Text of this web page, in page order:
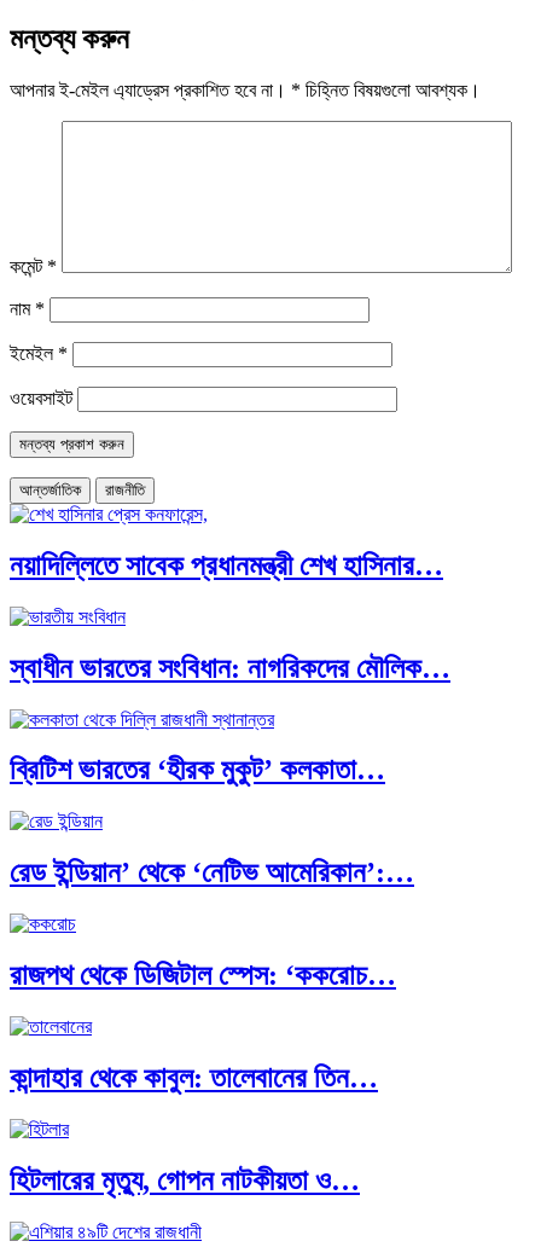
মন্তব্য করুন
আপনার ই-মেইল এ্যাড্রেস প্রকাশিত হবে না। * চিহ্নিত বিষয়গুলো আবশ্যক।
কমেন্ট *
নাম *
ইমেইল *
ওয়েবসাইট
আন্তর্জাতিক রাজনীতি
নয়াদিল্লিতে সাবেক প্রধানমন্ত্রী শেখ হাসিনার…
স্বাধীন ভারতের সংবিধান: নাগরিকদের মৌলিক…
ব্রিটিশ ভারতের ‘হীরক মুকুট’ কলকাতা…
রেড ইন্ডিয়ান’ থেকে ‘নেটিভ আমেরিকান’:…
রাজপথ থেকে ডিজিটাল স্পেস: ‘ককরোচ…
কান্দাহার থেকে কাবুল: তালেবানের তিন…
হিটলারের মৃত্যু, গোপন নাটকীয়তা ও…